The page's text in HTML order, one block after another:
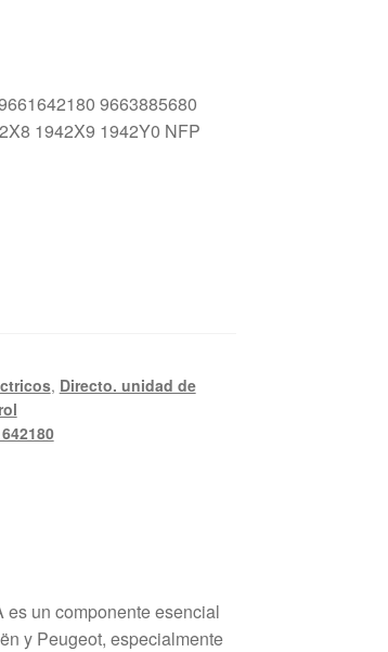
9663885680
1942X9 1942Y0 NFP
, Directo. unidad de
un componente esencial
y Peugeot, especialmente